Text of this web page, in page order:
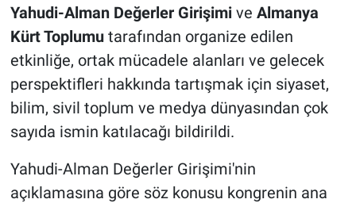
Yahudi-Alman Değerler Girişimive Almanya
Kürt Toplumutarafından organize edilen
etkinliğe, ortak mücadele alanları ve gelecek
perspektifleri hakkında tartışmak için siyaset,
bilim, sivil toplum ve medya dünyasından çok
sayıda ismin katılacağı bildirildi.
Yahudi-Alman Değerler Girişimi'nin
açıklamasına göre söz konusu kongrenin ana